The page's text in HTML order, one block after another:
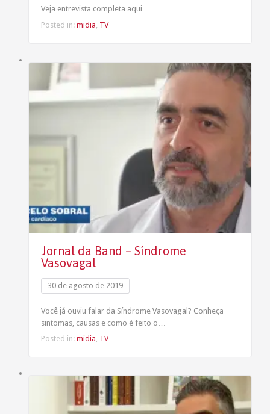
Veja entrevista completa aqui
Posted in: midia TV
Jornal da Band – Síndrome
Vasovagal
30 de agosto de 2019
Você já ouviu falar da Síndrome Vasovagal? Conheça
sintomas, causas e como é feito o…
Posted in: midia, TV